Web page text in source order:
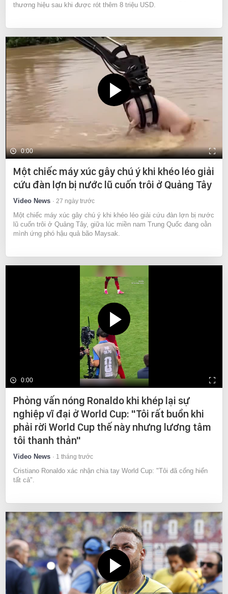
thương hiệu sau khi được rót thêm 8 triệu USD.
0:00
Một chiếc máy xúc gây chú ý khi khéo léo giải
cứu đàn lợn bị nước lũ cuốn trôi ở Quảng Tây
Video News 27 ngày trước
Một chiếc máy xúc gây chú ý khi khéo léo giải cứu đàn lợn bị nước
lũ cuốn trôi ở Quảng Tây, giữa lúc miền nam Trung Quốc đang oằn
mình ứng phó hậu quả bão Maysak.
0:00
Phỏng vấn nóng Ronaldo khi khép lại sự
nghiệp vĩ đại ở World Cup: "Tôi rất buồn khi
phải rời World Cup thế này nhưng lương tâm
tôi thanh thản"
Video News 1 tháng trước
Cristiano Ronaldo xác nhận chia tay World Cup: "Tôi đã cống hiến
tất cả".